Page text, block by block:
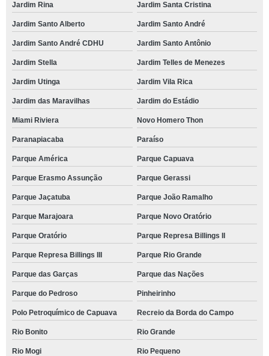
Jardim Rina Jardim Santa Cristina
Jardim Santo Alberto Jardim Santo André
Jardim Santo André CDHU Jardim Santo Antônio
Jardim Stella Jardim Telles de Menezes
Jardim Utinga Jardim Vila Rica
Jardim das Maravilhas Jardim do Estádio
Miami Riviera Novo Homero Thon
Paranapiacaba Paraíso
Parque América Parque Capuava
Parque Erasmo Assunção Parque Gerassi
Parque Jaçatuba Parque João Ramalho
Parque Marajoara Parque Novo Oratório
Parque Oratório Parque Represa Billings II
Parque Represa Billings III Parque Rio Grande
Parque das Garças Parque das Nações
Parque do Pedroso Pinheirinho
Polo Petroquímico de Capuava Recreio da Borda do Campo
Rio Bonito Rio Grande
Rio Mogi Rio Pequeno